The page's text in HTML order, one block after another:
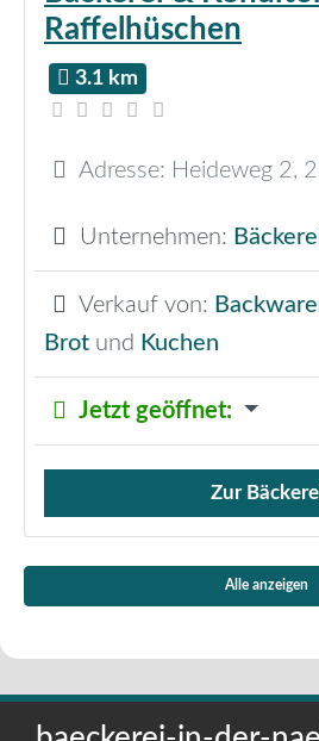
Raffelhüschen
3.1 km
Adresse: Heideweg 2,
Unternehmen:
Verkauf von:
Brot und Kuchen
Jetzt geöffnet:
Verkauf von Brötchen,
Zur
Alle anzeigen